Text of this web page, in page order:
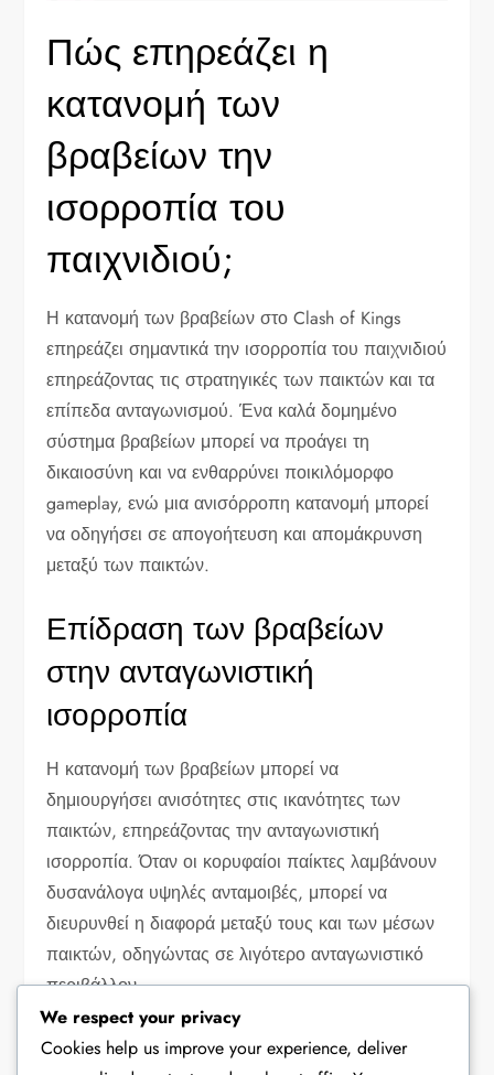
Πώς επηρεάζει η
κατανομή των
βραβείων την
ισορροπία του
παιχνιδιού;
Η κατανομή των βραβείων στο Clash of Kings
επηρεάζει σημαντικά την ισορροπία του παιχνιδιού
επηρεάζοντας τις στρατηγικές των παικτών και τα
επίπεδα ανταγωνισμού. Ένα καλά δομημένο
σύστημα βραβείων μπορεί να προάγει τη
δικαιοσύνη και να ενθαρρύνει ποικιλόμορφο
gameplay, ενώ μια ανισόρροπη κατανομή μπορεί
να οδηγήσει σε απογοήτευση και απομάκρυνση
μεταξύ των παικτών.
Επίδραση των βραβείων
στην ανταγωνιστική
ισορροπία
Η κατανομή των βραβείων μπορεί να
δημιουργήσει ανισότητες στις ικανότητες των
παικτών, επηρεάζοντας την ανταγωνιστική
ισορροπία. Όταν οι κορυφαίοι παίκτες λαμβάνουν
δυσανάλογα υψηλές ανταμοιβές, μπορεί να
διευρυνθεί η διαφορά μεταξύ τους και των μέσων
παικτών, οδηγώντας σε λιγότερο ανταγωνιστικό
περιβάλλον.
Για παράδειγμα, αν τα βραβεία κορυφαίας
We respect your privacy
Cookies help us improve your experience, deliver